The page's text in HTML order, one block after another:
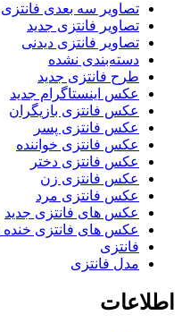
تصاویر سه بعدی فانتزی
تصاویر فانتزی جدید
تصاویر فانتزی دیدنی
دسته‌بندی نشده
طرح فانتزی جدید
عکس اینستاگرام جدید
عکس فانتزی بازیگران
عکس فانتزی پسر
عکس فانتزی خواننده
عکس فانتزی دختر
عکس فانتزی زن
عکس فانتزی مرد
عکس های فانتزی جدید
عکس های فانتزی خنده
فانتزی
مدل فانتزی
اطلاعات